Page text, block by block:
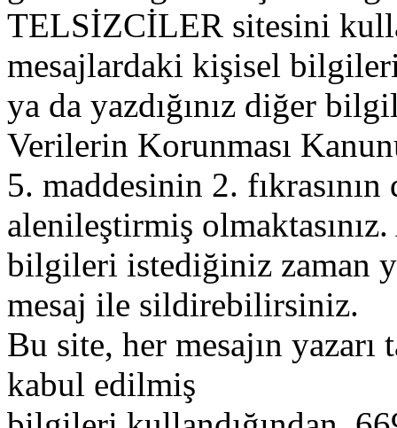
TELSİZCİLER sitesini
mesajlardaki kişisel
ya da yazdığınız diğer
Verilerin Korunması
5. maddesinin 2.
alenileştirmiş
bilgileri istediğiniz zaman
mesaj ile sildirebilirsiniz.
Bu site, her mesajın
kabul edilmiş